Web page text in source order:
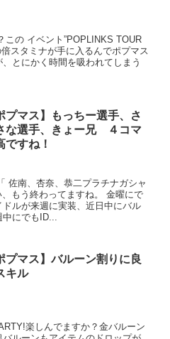
この イベント”POPLINKS TOUR
スタミナが手に入るんでポプマス
とにかく時間を吸われてしまう
プマス】もっちー選手、さ
な選手、きょー兄 ４コマ
ですね！
佐南、杏奈、恭二プラチナガシャ
もう終わってますね。 金曜にで
ルが来週に実装、近日中にバル
にでもID...
プマス】バルーン割りに良
キル
楽しんでますか？金バルーン